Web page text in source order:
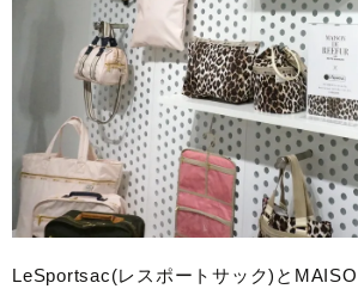
LeSportsac(レスポートサック)と